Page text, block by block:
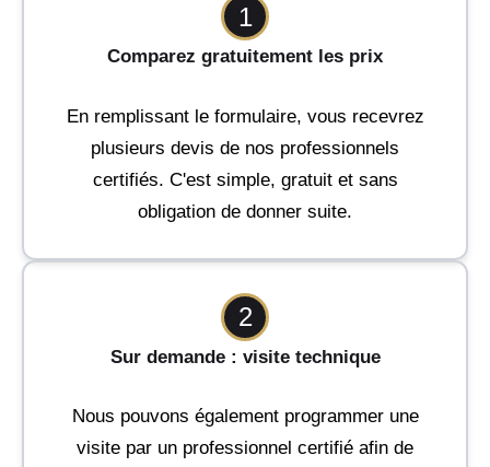
1
Comparez gratuitement les prix
En remplissant le formulaire, vous recevrez
plusieurs devis de nos professionnels
certifiés. C'est simple, gratuit et sans
obligation de donner suite.
2
Sur demande : visite technique
Nous pouvons également programmer une
visite par un professionnel certifié afin de